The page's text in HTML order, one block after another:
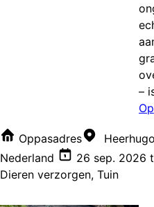
–
Oppasadres
Nederland
26 sep. 2026
Dieren verzorgen, Tuin